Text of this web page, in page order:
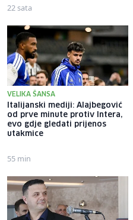
22 sata
VELIKA ŠANSA
Italijanski mediji: Alajbegović
od prve minute protiv Intera,
evo gdje gledati prijenos
utakmice
55 min